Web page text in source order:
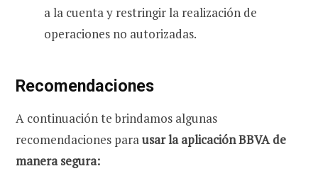
a la cuenta y restringir la realización de
operaciones no autorizadas.
Recomendaciones
A continuación te brindamos algunas
recomendaciones parausar la aplicación BBVA de
manera segura: